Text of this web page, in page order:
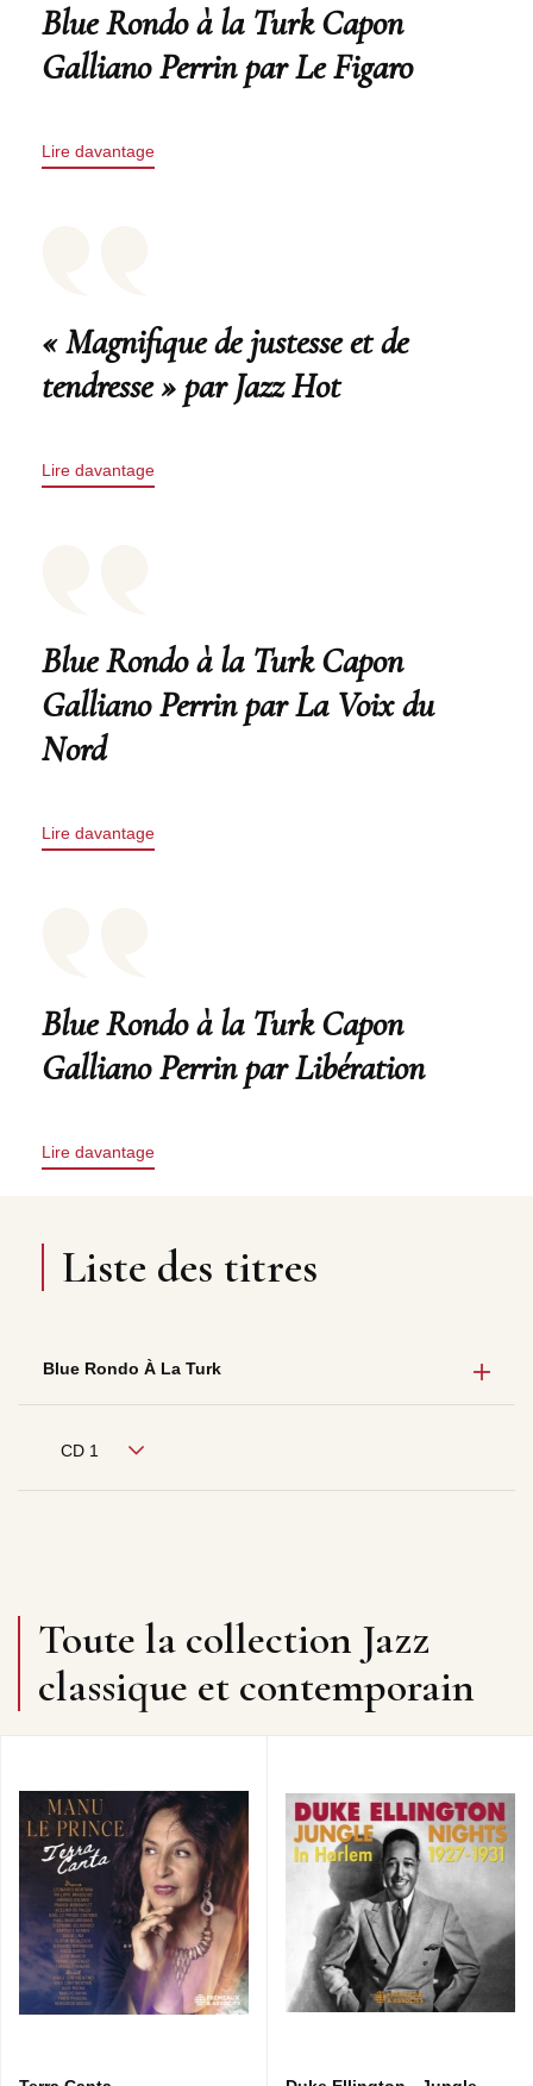
Blue Rondo à la Turk Capon
Galliano Perrin par Le Figaro
Lire davantage
« Magnifique de justesse et de
tendresse » par Jazz Hot
Lire davantage
Blue Rondo à la Turk Capon
Galliano Perrin par La Voix du
Nord
Lire davantage
Blue Rondo à la Turk Capon
Galliano Perrin par Libération
Lire davantage
Liste des titres
Blue Rondo À La Turk
CD 1
Toute la collection Jazz
classique et contemporain